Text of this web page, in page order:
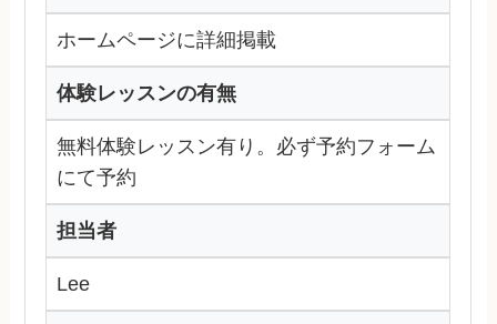
ホームページに詳細掲載
体験レッスンの有無
無料体験レッスン有り。必ず予約フォーム
にて予約
担当者
Lee